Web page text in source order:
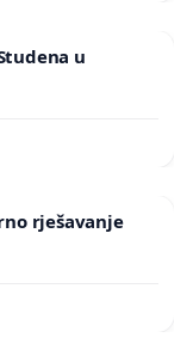
u
rješavanje